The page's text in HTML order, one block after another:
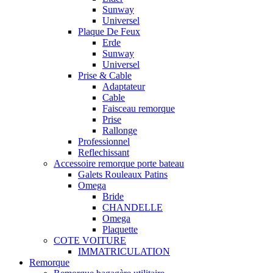
Sunway
Universel
Plaque De Feux
Erde
Sunway
Universel
Prise & Cable
Adaptateur
Cable
Faisceau remorque
Prise
Rallonge
Professionnel
Reflechissant
Accessoire remorque porte bateau
Galets Rouleaux Patins
Omega
Bride
CHANDELLE
Omega
Plaquette
COTE VOITURE
IMMATRICULATION
Remorque